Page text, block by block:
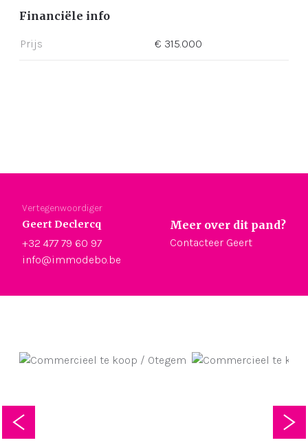
Financiële info
Prijs € 315.000
Vertegenwoordiger
Geert Declercq
+32 477 79 60 97
info@immodebo.be
Meer over dit pand?
Contacteer Geert